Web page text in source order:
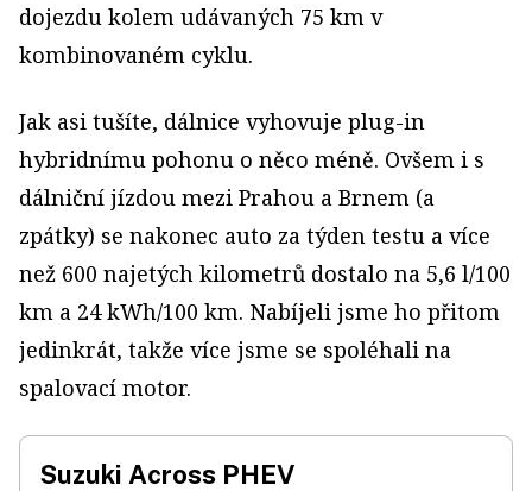
dojezdu kolem udávaných 75 km v
kombinovaném cyklu.
Jak asi tušíte, dálnice vyhovuje plug-in
hybridnímu pohonu o něco méně. Ovšem i s
dálniční jízdou mezi Prahou a Brnem (a
zpátky) se nakonec auto za týden testu a více
než 600 najetých kilometrů dostalo na 5,6 l/100
km a 24 kWh/100 km. Nabíjeli jsme ho přitom
jedinkrát, takže více jsme se spoléhali na
spalovací motor.
Suzuki Across PHEV